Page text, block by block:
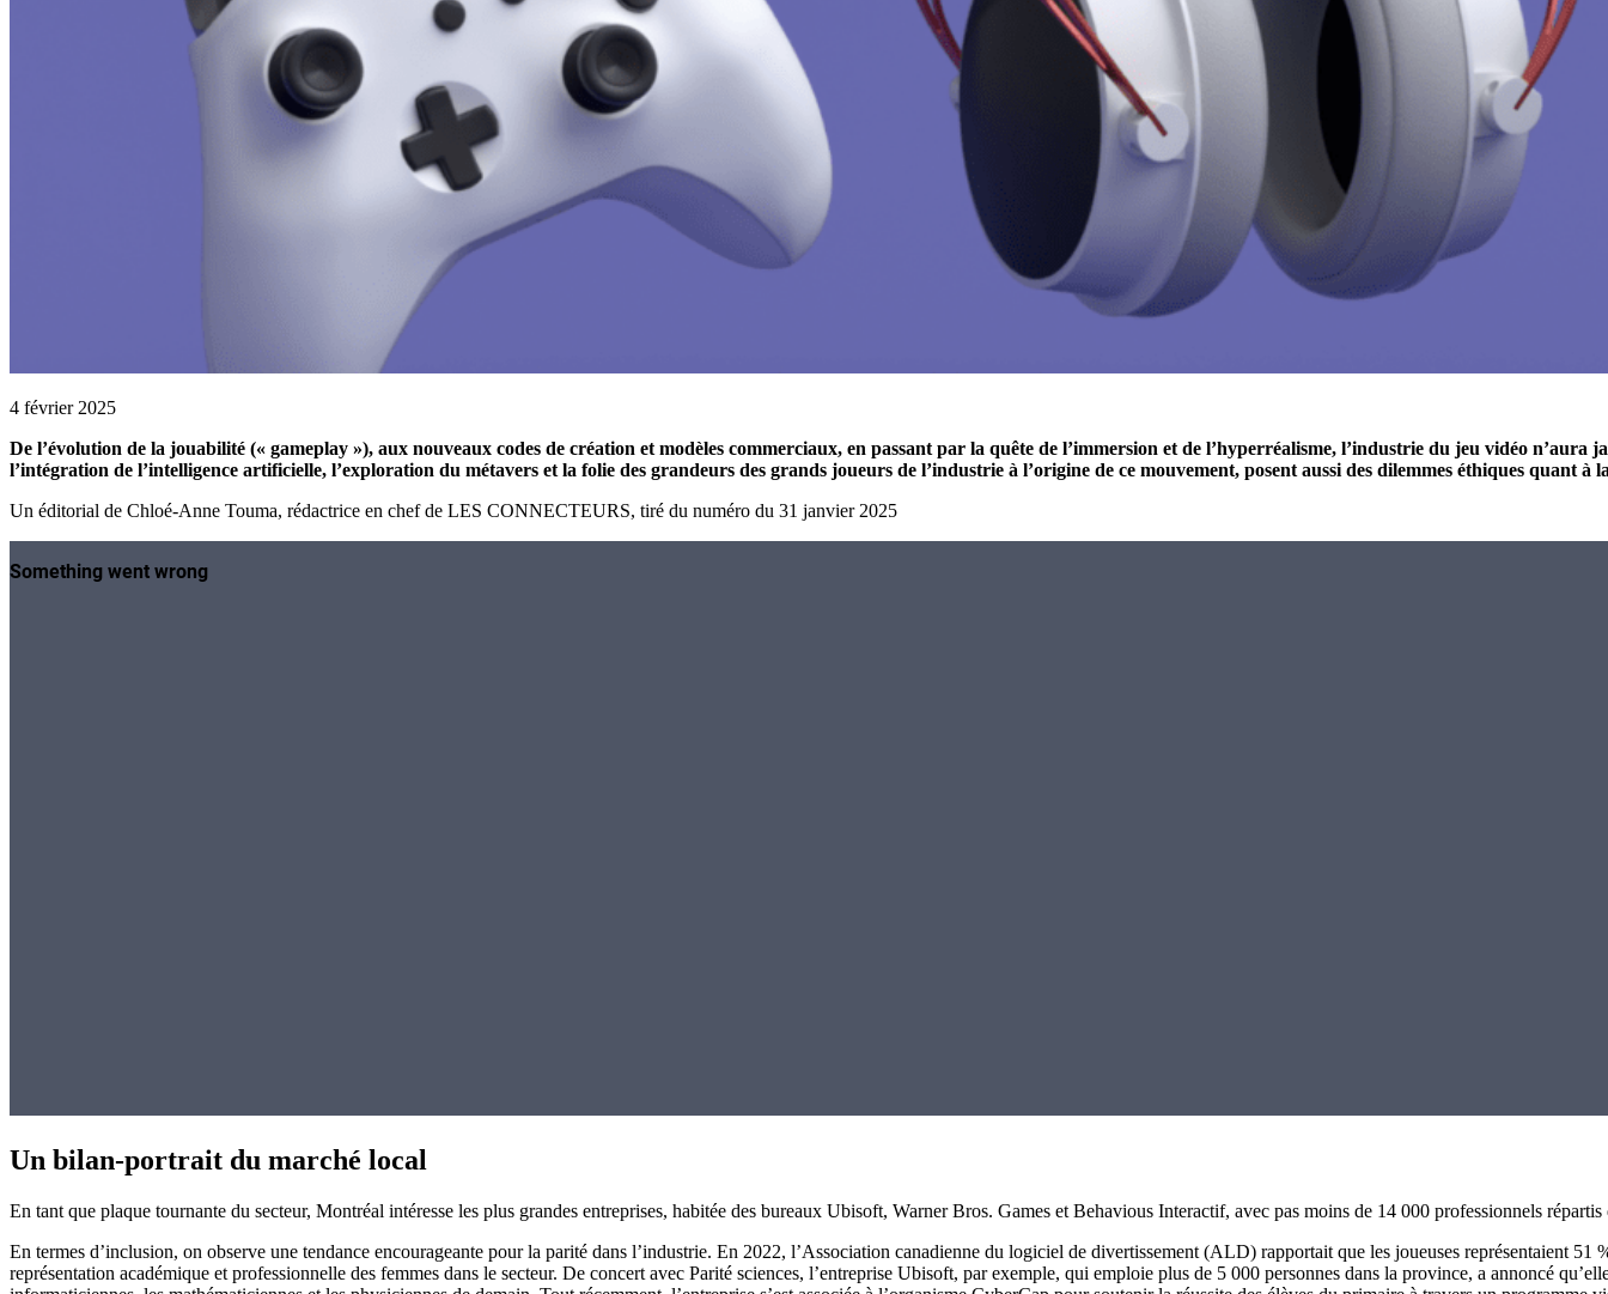
4 février 2025
De l’évolution de la jouabilité (« gameplay »), aux nouveaux codes de création et modèles commerciaux, en passant par la quête de l’immersion et de l’hyperréalisme, l’industrie du jeu vidéo
l’intégration de l’intelligence artificielle, l’exploration du métavers et la folie des grandeurs des grands joueurs de l’industrie à l’origine de ce mouvement, posent aussi des dilemmes éthiques
Un éditorial de Chloé-Anne Touma, rédactrice en chef de LES CONNECTEURS, tiré du numéro du 31 janvier 2025
Un bilan-portrait du marché local
En tant que plaque tournante du secteur, Montréal intéresse les plus grandes entreprises, habitée des bureaux Ubisoft, Warner Bros. Games et Behavious Interactif, avec pas moins de 14 000 professionnels
En termes d’inclusion, on observe une tendance encourageante pour la parité dans l’industrie. En 2022, l’Association canadienne du logiciel de divertissement (ALD) rapportait que les joueuses représentaient
représentation académique et professionnelle des femmes dans le secteur. De concert avec Parité sciences, l’entreprise Ubisoft, par exemple, qui emploie plus de 5 000 personnes dans la province, a annoncé